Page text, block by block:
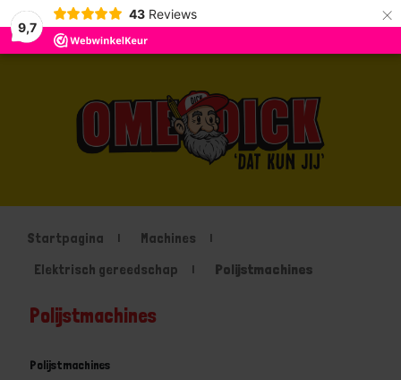
9,7
43 Reviews ×
Startpagina
Machines
Elektrisch gereedschap
Polijstmachines
Polijstmachines
Polijstmachines